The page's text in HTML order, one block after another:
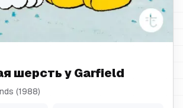
шерсть у Garfield
(1988)